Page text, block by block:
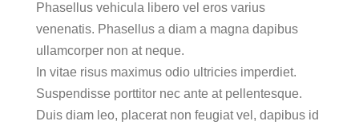
Phasellus vehicula libero vel eros varius
venenatis. Phasellus a diam a magna dapibus
ullamcorper non at neque.
In vitae risus maximus odio ultricies imperdiet.
Suspendisse porttitor nec ante at pellentesque.
Duis diam leo, placerat non feugiat vel, dapibus id